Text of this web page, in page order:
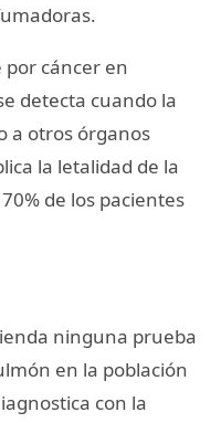
cáncer en
detecta cuando la
a otros órganos
la letalidad de la
de los pacientes
ninguna prueba
en la población
con la